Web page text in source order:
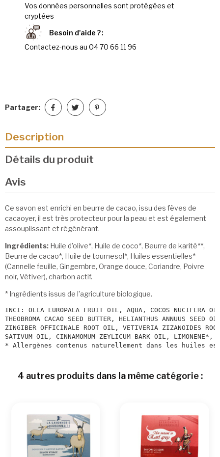
Vos données personnelles sont protégées et
cryptées
Besoin d'aide ?
Contactez-nous au 04 70 66 11 96
Partager:
Description
Détails du produit
Avis
Ce savon est enrichi en beurre de cacao, issu des fèves de
cacaoyer, il est très protecteur pour la peau et est également
assouplissant et régénérant.
Ingrédients: Huile d’olive*, Huile de coco*, Beurre de karité**,
Beurre de cacao*, Huile de tournesol*, Huiles essentielles*
(Cannelle feuille, Gingembre, Orange douce, Coriandre, Poivre
noir, Vétiver), charbon actif.
* Ingrédients issus de l’agriculture biologique.
INCI: OLEA EUROPAEA FRUIT OIL, AQUA, COCOS NUCIFERA
THEOBROMA CACAO SEED BUTTER, HELIANTHUS ANNUUS
ZINGIBER OFFICINALE ROOT OIL, VETIVERIA ZIZANOIDES
SATIVUM OIL, CINNAMOMUM ZEYLICUM BARK OIL,
* Allergènes contenus naturellement dans les huiles
4 autres produits dans la même catégorie :